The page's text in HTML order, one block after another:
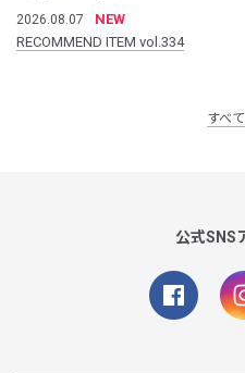
2026.08.07
NEW
RECOMMEND ITEM vol.334
すべ
公式SNS